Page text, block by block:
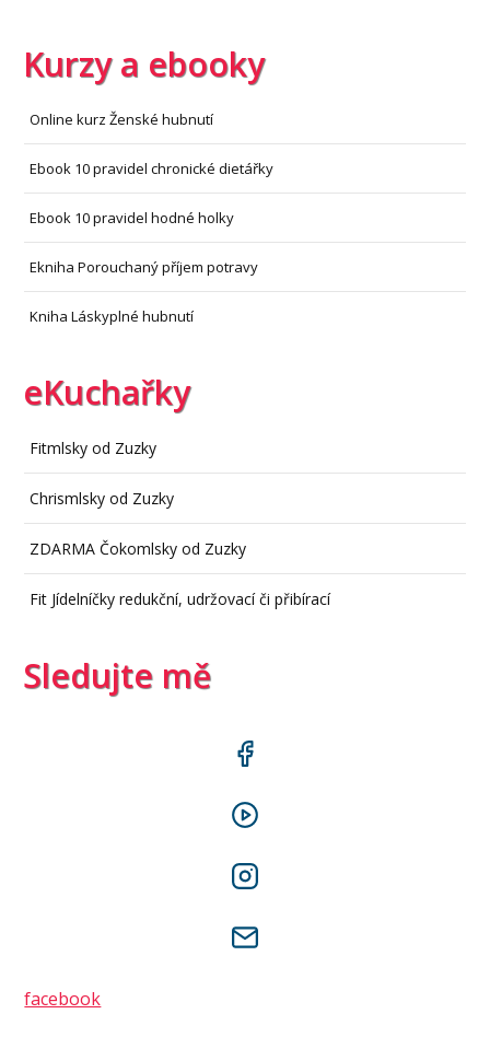
Kurzy a ebooky
Online kurz Ženské hubnutí
Ebook 10 pravidel chronické dietářky
Ebook 10 pravidel hodné holky
Ekniha Porouchaný příjem potravy
Kniha Láskyplné hubnutí
eKuchařky
Fitmlsky od Zuzky
Chrismlsky od Zuzky
ZDARMA Čokomlsky od Zuzky
Fit Jídelníčky redukční, udržovací či přibírací
Sledujte mě
facebook